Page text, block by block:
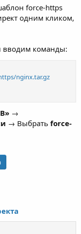
force-https
одним кликом,
вводим команды:
nginx.tar.gz
→
→ Выбрать force-